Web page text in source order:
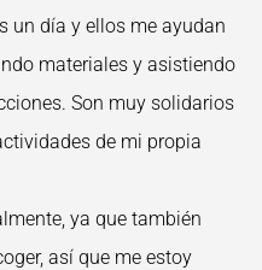
un día y ellos me ayudan
materiales y asistiendo
Son muy solidarios
de mi propia
ya que también
así que me estoy